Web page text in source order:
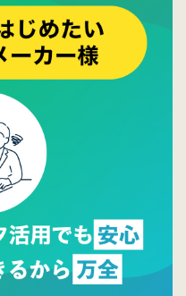
能を大幅バージョンアッ
。⇒告知ページへ
し、サイトリニューアル
コンFacebook
開設しました。詳細は
ースしました。